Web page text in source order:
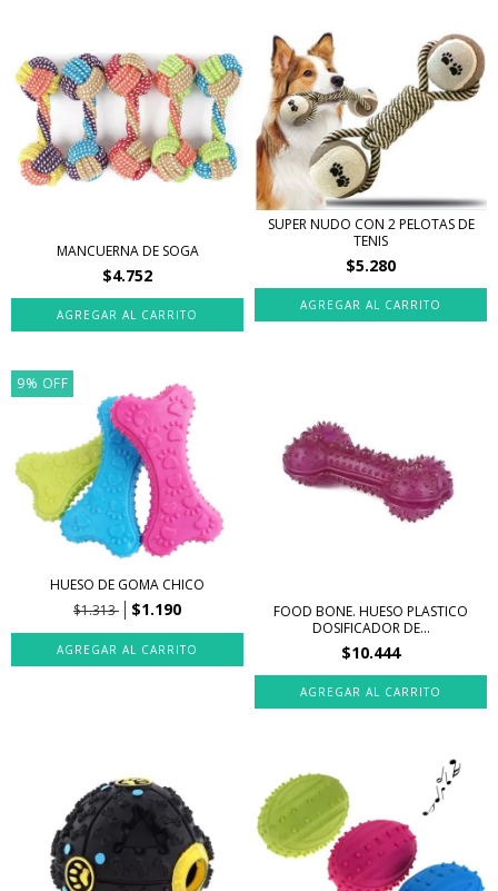
MANCUERNA DE SOGA
$4.752
SUPER NUDO CON 2 PELOTAS DE
TENIS
$5.280
9% OFF
HUESO DE GOMA CHICO
$1.313
$1.190
FOOD BONE. HUESO PLASTICO
DOSIFICADOR DE...
$10.444